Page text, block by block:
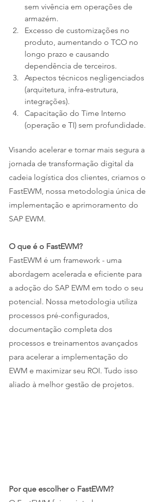
sem vivência em operações de
armazém.
Excesso de customizações no
produto, aumentando o TCO no
longo prazo e causando
dependência de terceiros.
Aspectos técnicos negligenciados
(arquitetura, infra-estrutura,
integrações).
Capacitação do Time Interno
(operação e TI) sem profundidade.
Visando acelerar e tornar mais segura a
jornada de transformação digital da
cadeia logística dos clientes, criamos o
FastEWM, nossa metodologia única de
implementação e aprimoramento do
SAP EWM.
O que é o FastEWM?
FastEWM é um framework - uma
abordagem acelerada e eficiente para
a adoção do SAP EWM em todo o seu
potencial. Nossa metodologia utiliza
processos pré-configurados,
documentação completa dos
processos e treinamentos avançados
para acelerar a implementação do
EWM e maximizar seu ROI. Tudo isso
aliado à melhor gestão de projetos.
Por que escolher o FastEWM?